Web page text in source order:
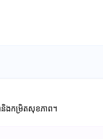
និងកម្រិតសុខភាព។